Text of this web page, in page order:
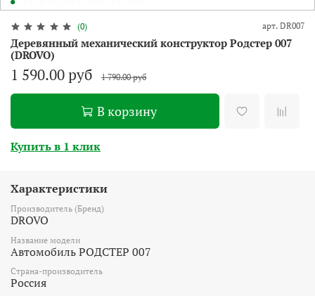
(0) арт. DR007
Деревянный механический конструктор Родстер 007
(DROVO)
1 590.00 руб 1 790.00 руб
В корзину
Купить в 1 клик
Характеристики
Производитель (Бренд)
DROVO
Название модели
Автомобиль РОДСТЕР 007
Страна-производитель
Россия